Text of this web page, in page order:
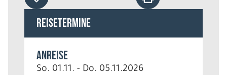
Reisetermine
Anreise
So. 01.11. - Do. 05.11.2026